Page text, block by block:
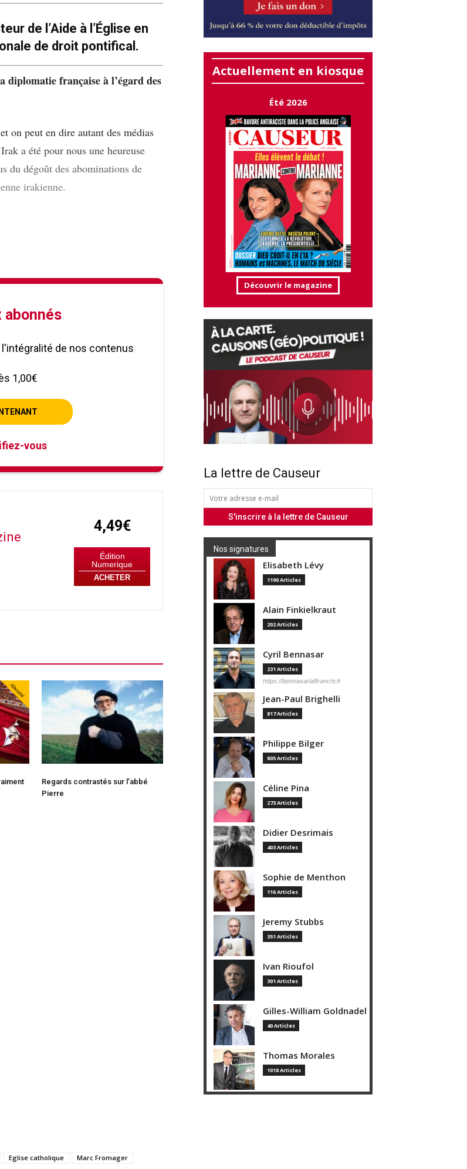
de l’Aide à l’Église en
de droit pontifical.
diplomatie française à l’égard des
on peut en dire autant des médias
a été pour nous une heureuse
du dégoût des abominations de
irakienne.
de nos contenus
1,00€
vous
4,49€
Édition
Numerique
ACHETER
Abonné
Regards contrastés sur l’abbé
Pierre
Actuellement en kiosque
Été 2026
Découvrir le magazine
La lettre de Causeur
Nos signatures
Elisabeth Lévy
1190 Articles
Alain Finkielkraut
202 Articles
Cyril Bennasar
231 Articles
https://bennasarlaffranchi.fr
Jean-Paul Brighelli
817 Articles
Philippe Bilger
805 Articles
Céline Pina
273 Articles
Didier Desrimais
403 Articles
Sophie de Menthon
116 Articles
Jeremy Stubbs
351 Articles
Ivan Rioufol
301 Articles
Gilles-William Goldnadel
40 Articles
Thomas Morales
1018 Articles
Eglise catholique Marc Fromager